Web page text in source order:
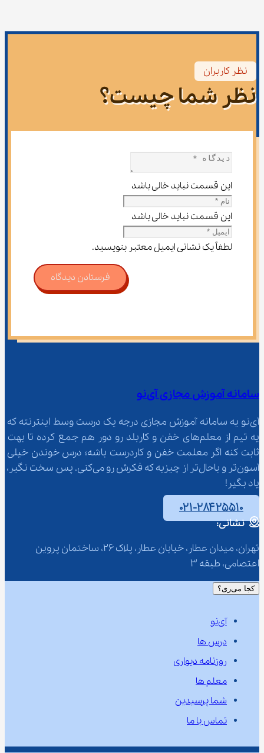
نظر کاربران
نظر شما چیست؟
این قسمت نباید خالی باشد
این قسمت نباید خالی باشد
لطفاً یک نشانی ایمیل معتبر بنویسید.
فرستادن دیدگاه
سامانه آموزش مجازی آی‌نو
آی‌نو یه سامانه آموزش مجازی درجه یک درست وسط اینترنته که
یه تیم از معلم‌‌های خفن و کاربلد رو دور هم جمع کرده تا بهت
ثابت کنه اگر معلمت خفن و کاردرست باشه؛ درس خوندن خیلی
آسون‌تر و باحال‌تر از چیزیه که فکرش رو می‌کنی. پس سخت نگیر،
یاد بگیر!
۰۲۱-۲۸۴۲۵۵۱۰
نشانی:
تهران، میدان عطار، خیابان عطار، پلاک 26، ساختمان پروین
اعتصامی، طبقه 3
کجا می‌ری؟
آی‌نو
درس ها
روزنامه دیواری
معلم ها
شما پرسیدین
تماس با ما